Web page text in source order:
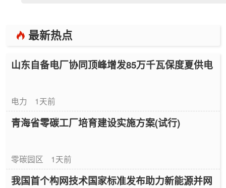
最新热点
山东自备电厂协同顶峰增发85万千瓦保度夏供电
电力 1天前
青海省零碳工厂培育建设实施方案(试行)
零碳园区 1天前
我国首个构网技术国家标准发布助力新能源并网